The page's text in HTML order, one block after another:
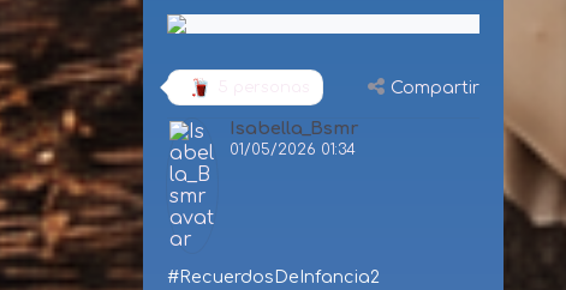
Compartir
Isabella_Bsmr
01/05/2026 01:34
#RecuerdosDeInfancia2